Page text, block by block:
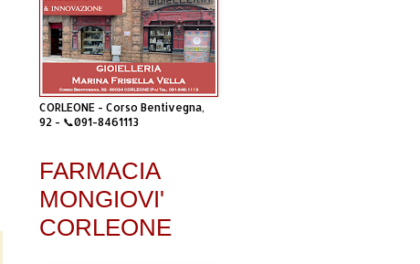
CORLEONE - Corso Bentivegna,
92 - 📞091-8461113
FARMACIA
MONGIOVI'
CORLEONE